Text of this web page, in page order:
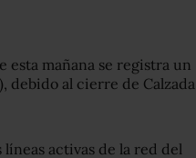
mañana se registra un
debido al cierre de Calzada
activas de la red del